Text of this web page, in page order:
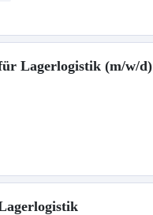
Lagerlogistik (m/w/d)